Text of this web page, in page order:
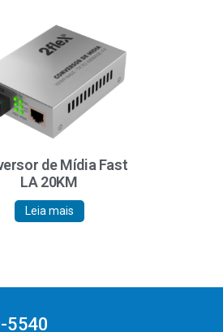
de Mídia Fast
LA 20KM
Leia mais
5540